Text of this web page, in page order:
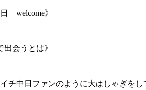
welcome》
出会うとは》
チ中日ファンのように大はしゃぎをし